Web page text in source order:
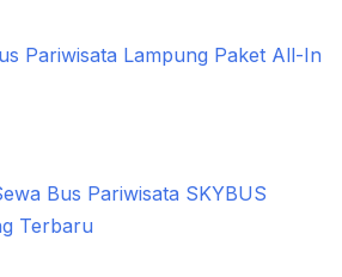
Pariwisata Lampung Paket All-In
Bus Pariwisata SKYBUS
Terbaru